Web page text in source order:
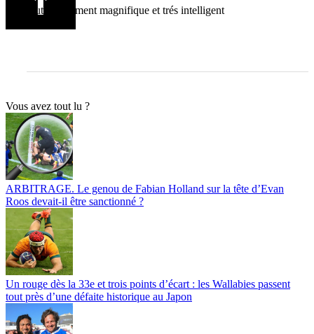
tout simplement magnifique et trés intelligent
Vous avez tout lu ?
ARBITRAGE. Le genou de Fabian Holland sur la tête d’Evan
Roos devait-il être sanctionné ?
Un rouge dès la 33e et trois points d’écart : les Wallabies passent
tout près d’une défaite historique au Japon